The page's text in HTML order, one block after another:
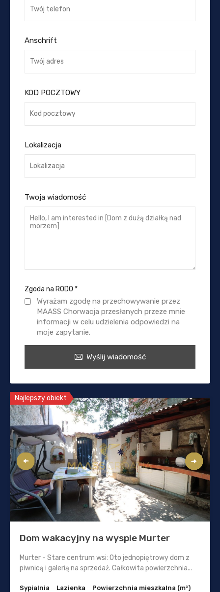
Anschrift
KOD POCZTOWY
Lokalizacja
Twoja wiadomość
Zgoda na RODO *
Wyrażam zgodę na przechowywanie przez
MAASS Chorwacja przesłanych przeze mnie
informacji w celu udzielenia odpowiedzi na
moje zapytanie.
Wyślij wiadomość
Najlepszy obiekt
Dom wakacyjny na wyspie Murter
Murter - Stare centrum wsi: Oto jednopiętrowy dom z
piwnicą i galerią na sprzedaż. Całkowita powierzchnia...
Sypialnia
Lazienka
Powierzchnia mieszkalna (m²)